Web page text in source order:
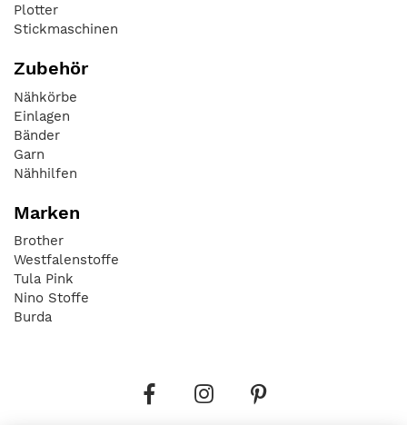
Plotter
Stickmaschinen
Zubehör
Nähkörbe
Einlagen
Bänder
Garn
Nähhilfen
Marken
Brother
Westfalenstoffe
Tula Pink
Nino Stoffe
Burda